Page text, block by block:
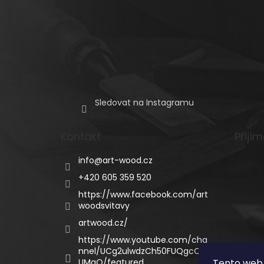
Sledovat na Instagramu
info@art-wood.cz
+420 605 359 520
https://www.facebook.com/art
woodsvitavy
artwood.cz/
https://www.youtube.com/cha
nnel/UCg2ulwdzCh50FUQgcQC